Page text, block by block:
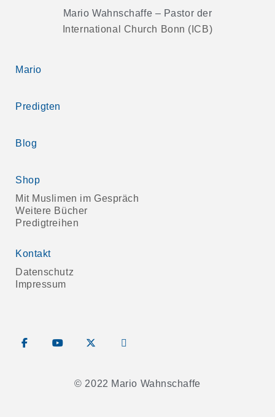
Mario Wahnschaffe – Pastor der
International Church Bonn (ICB)
Mario
Predigten
Blog
Shop
Mit Muslimen im Gespräch
Weitere Bücher
Predigtreihen
Kontakt
Datenschutz
Impressum
© 2022 Mario Wahnschaffe